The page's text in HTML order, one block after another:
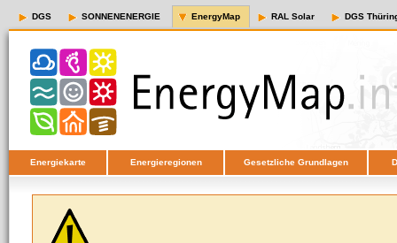
DGS SONNENENERGIE EnergyMap RAL Solar DGS
Energiekarte Energieregionen Gesetzliche Grundlagen